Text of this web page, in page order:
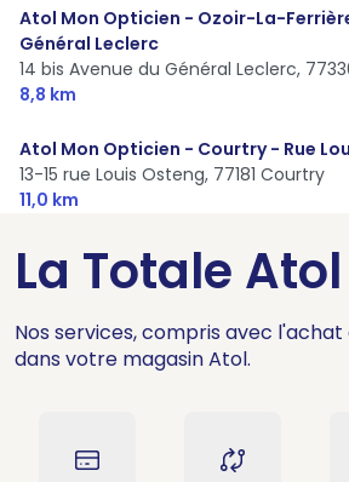
Atol Mon Opticien - Ozoir-La-
Général Leclerc
14 bis Avenue du Général Leclerc,
8,8 km
Atol Mon Opticien - Courtry - Rue
13-15 rue Louis Osteng, 77181 Courtry
11,0 km
La Totale Atol
Nos services, compris avec
dans votre magasin Atol.